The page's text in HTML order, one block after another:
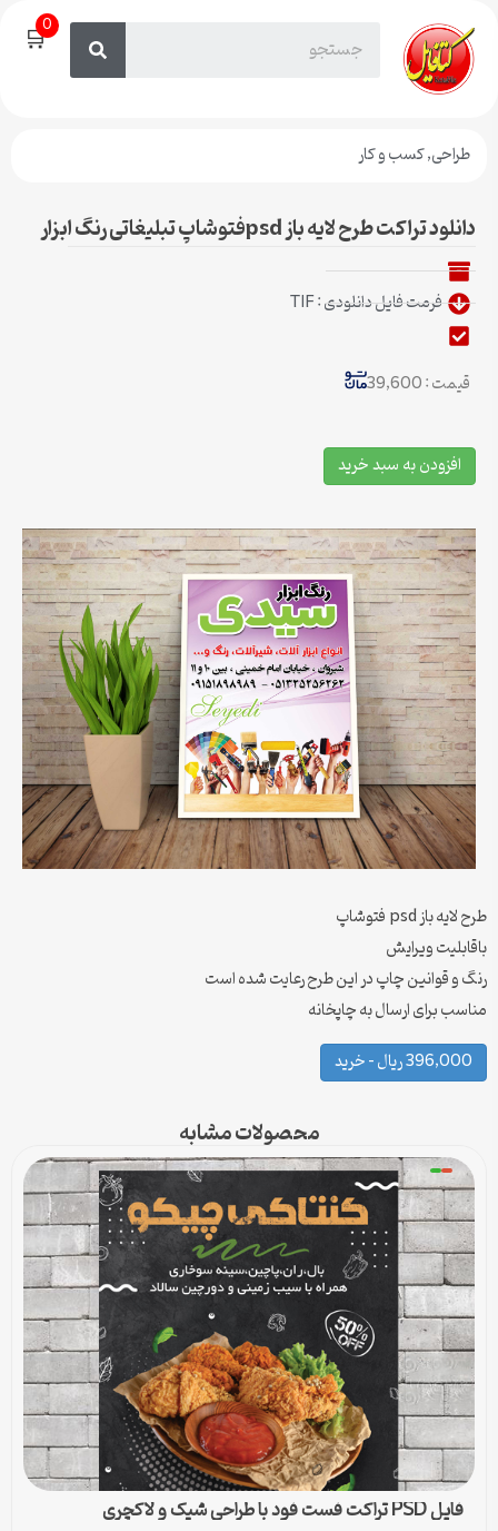
🛒0
طراحی,کسب و کار
دانلود تراکت طرح لایه باز psdفتوشاپ تبلیغاتی رنگ ابزار
فرمت فایل دانلودی : TIF
قیمت : 39,600
افزودن به سبد خرید
طرح لایه باز psd فتوشاپ
باقابلیت ویرایش
رنگ و قوانین چاپ در این طرح رعایت شده است
مناسب برای ارسال به چاپخانه
396,000 ریال – خرید
محصولات مشابه
فایل PSD تراکت فست فود با طراحی شیک و لاکچری